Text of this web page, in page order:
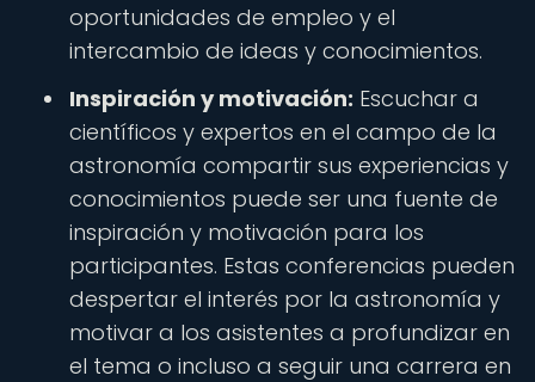
oportunidades de empleo y el
intercambio de ideas y conocimientos.
Inspiración y motivación: Escuchar a
científicos y expertos en el campo de la
astronomía compartir sus experiencias y
conocimientos puede ser una fuente de
inspiración y motivación para los
participantes. Estas conferencias pueden
despertar el interés por la astronomía y
motivar a los asistentes a profundizar en
el tema o incluso a seguir una carrera en